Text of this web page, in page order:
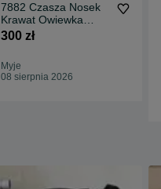
7882 Czasza Nosek
Krawat Owiewka
Obudowa Honda
300 zł
Myje
08 sierpnia 2026